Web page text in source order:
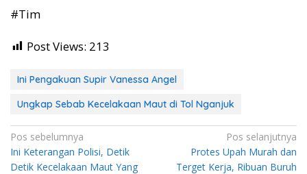
#Tim
Post Views: 213
Ini Pengakuan Supir Vanessa Angel
Ungkap Sebab Kecelakaan Maut di Tol Nganjuk
Navigasi
pos
Pos sebelumnya
Ini Keterangan Polisi, Detik
Detik Kecelakaan Maut Yang
Pos selanjutnya
Protes Upah Murah dan
Terget Kerja, Ribuan Buruh